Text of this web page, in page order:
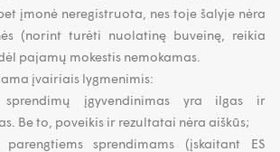
įmonė neregistruota, nes toje šalyje nėra
(norint turėti nuolatinę buveinę, reikia
pajamų mokestis nemokamas.
įvairiais lygmenimis:
įgyvendinimas yra ilgas ir
Be to, poveikis ir rezultatai nėra aiškūs;
sprendimams (įskaitant ES